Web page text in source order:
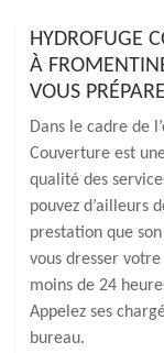
HYDROFUGE
À
VOUS
Dans le cadre de
Couverture est
qualité des
pouvez d’ailleurs
prestation que
vous dresser
moins de 24
Appelez ses
bureau.